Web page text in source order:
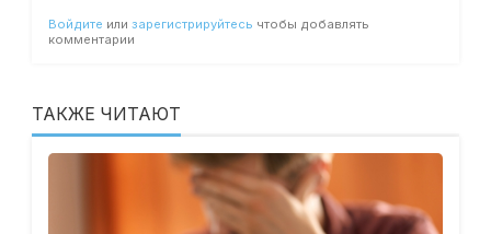
Войдите или зарегистрируйтесь чтобы добавлять
комментарии
ТАКЖЕ ЧИТАЮТ